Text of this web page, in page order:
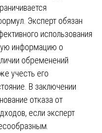
Эксперт обязан
использования
информацию о
обременений
учесть его
В заключении
отказа от
если эксперт